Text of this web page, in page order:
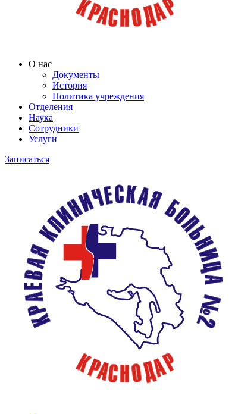
О нас
Документы
История
Политика учреждения
Отделения
Наука
Сотрудники
Услуги
Записаться